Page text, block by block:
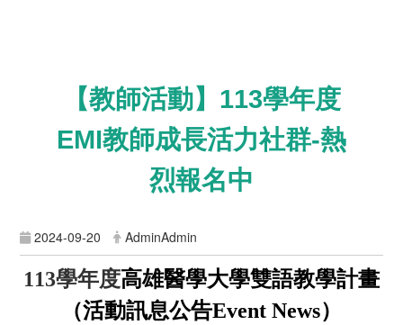
【教師活動】113學年度
EMI教師成長活力社群-熱
烈報名中
2024-09-20 AdminAdmin
113學年度高雄醫學大學雙語教學計畫
（活動訊息公告Event News）